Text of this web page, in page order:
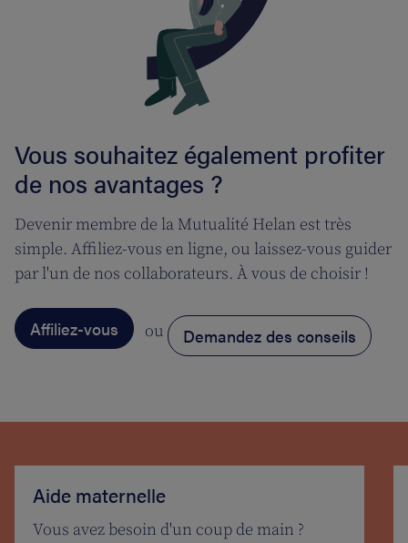
Vous souhaitez également profiter
de nos avantages ?
Devenir membre de la Mutualité Helan est très
simple. Affiliez-vous en ligne, ou laissez-vous guider
par l'un de nos collaborateurs. À vous de choisir !
Affiliez-vous ou Demandez des conseils
Aide maternelle
Vous avez besoin d'un coup de main ?